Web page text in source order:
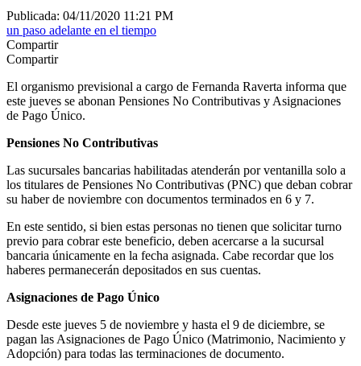
Publicada: 04/11/2020 11:21 PM
un paso adelante en el tiempo
Compartir
Compartir
El organismo previsional a cargo de Fernanda Raverta informa que
este jueves se abonan Pensiones No Contributivas y Asignaciones
de Pago Único.
Pensiones No Contributivas
Las sucursales bancarias habilitadas atenderán por ventanilla solo a
los titulares de Pensiones No Contributivas (PNC) que deban cobrar
su haber de noviembre con documentos terminados en 6 y 7.
En este sentido, si bien estas personas no tienen que solicitar turno
previo para cobrar este beneficio, deben acercarse a la sucursal
bancaria únicamente en la fecha asignada. Cabe recordar que los
haberes permanecerán depositados en sus cuentas.
Asignaciones de Pago Único
Desde este jueves 5 de noviembre y hasta el 9 de diciembre, se
pagan las Asignaciones de Pago Único (Matrimonio, Nacimiento y
Adopción) para todas las terminaciones de documento.